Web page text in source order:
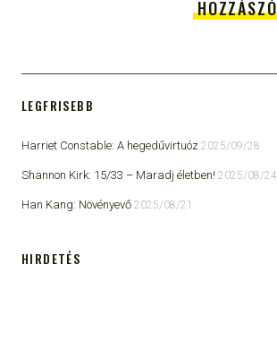
LEGFRISEBB
Harriet Constable: A hegedűvirtuóz 2025/09/28
Shannon Kirk: 15/33 ​– Maradj életben! 2025/08/24
Han Kang: Növényevő 2025/08/21
HIRDETÉS